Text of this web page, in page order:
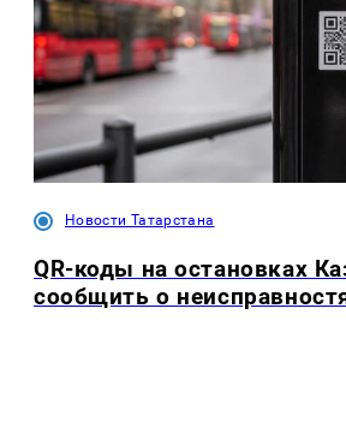
Новости Татарстана
QR-коды на остановках
сообщить о